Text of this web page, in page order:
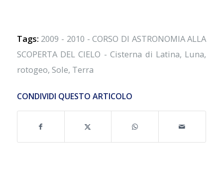
Tags: 2009 - 2010 - CORSO DI ASTRONOMIA ALLA
SCOPERTA DEL CIELO - Cisterna di Latina, Luna,
rotogeo, Sole, Terra
CONDIVIDI QUESTO ARTICOLO